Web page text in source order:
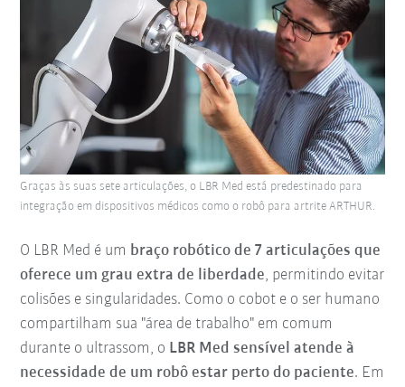
O LBR Med é um braço robótico de 7 articulações que
oferece um grau extra de liberdade, permitindo evitar
colisões e singularidades. Como o cobot e o ser humano
compartilham sua "área de trabalho" em comum
durante o ultrassom, o LBR Med sensível atende à
necessidade de um robô estar perto do paciente. Em
Graças às suas sete articulações, o LBR Med está predestinado para
integração em dispositivos médicos como o robô para artrite ARTHUR.